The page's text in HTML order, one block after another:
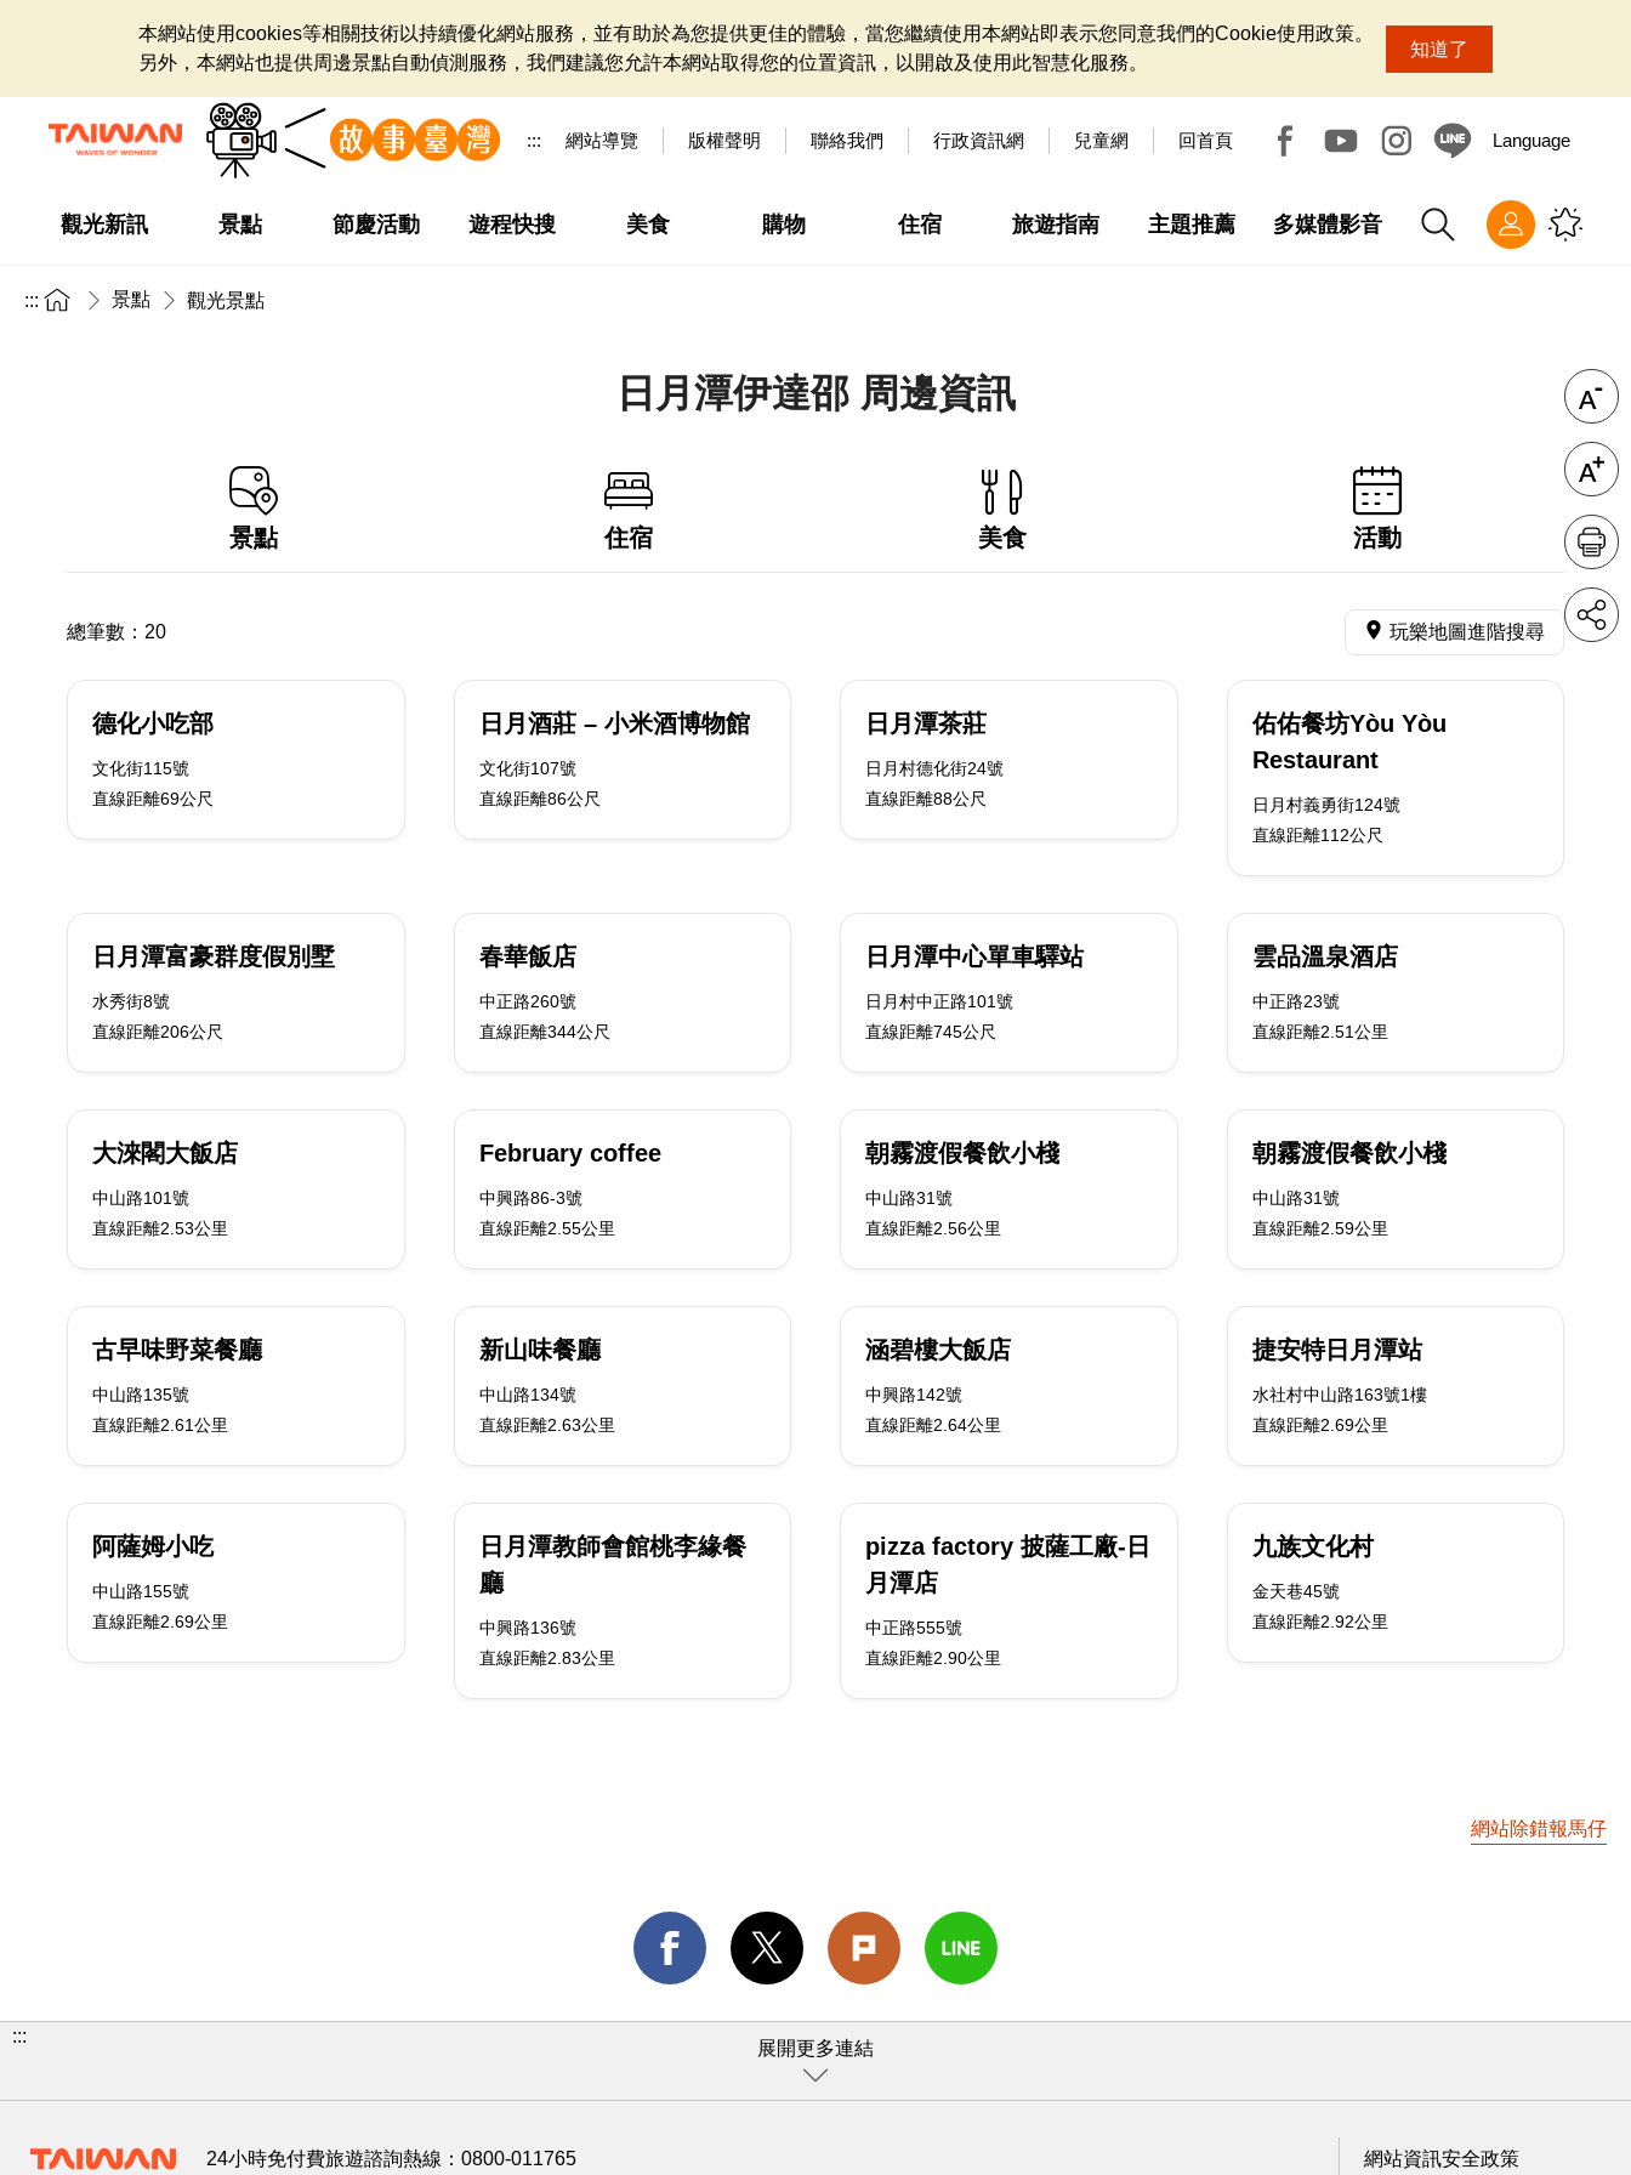
本網站使用cookies等相關技術以持續優化網站服務，並有助於為您提供更佳的體驗，當您繼續使用本網站即表示您同意我們的Cookie使用政策。
另外，本網站也提供周邊景點自動偵測服務，我們建議您允許本網站取得您的位置資訊，以開啟及使用此智慧化服務。
知道了
::: 網站導覽 版權聲明 聯絡我們 行政資訊網 兒童網 回首頁 Language
觀光新訊 景點 節慶活動 遊程快搜 美食 購物 住宿 旅遊指南 主題推薦 多媒體影音
::: 景點 觀光景點
日月潭伊達邵 周邊資訊
景點 住宿 美食 活動
總筆數： 20 玩樂地圖進階搜尋
德化小吃部
文化街115號
直線距離69公尺
日月酒莊 – 小米酒博物館
文化街107號
直線距離86公尺
日月潭茶莊
日月村德化街24號
直線距離88公尺
佑佑餐坊Yòu Yòu
Restaurant
日月村義勇街124號
直線距離112公尺
日月潭富豪群度假別墅
水秀街8號
直線距離206公尺
春華飯店
中正路260號
直線距離344公尺
日月潭中心單車驛站
日月村中正路101號
直線距離745公尺
雲品溫泉酒店
中正路23號
直線距離2.51公里
大淶閣大飯店
中山路101號
直線距離2.53公里
February coffee
中興路86-3號
直線距離2.55公里
朝霧渡假餐飲小棧
中山路31號
直線距離2.56公里
朝霧渡假餐飲小棧
中山路31號
直線距離2.59公里
古早味野菜餐廳
中山路135號
直線距離2.61公里
新山味餐廳
中山路134號
直線距離2.63公里
涵碧樓大飯店
中興路142號
直線距離2.64公里
捷安特日月潭站
水社村中山路163號1樓
直線距離2.69公里
阿薩姆小吃
中山路155號
直線距離2.69公里
日月潭教師會館桃李緣餐
廳
中興路136號
直線距離2.83公里
pizza factory 披薩工廠-日
月潭店
中正路555號
直線距離2.90公里
九族文化村
金天巷45號
直線距離2.92公里
網站除錯報馬仔
:::
展開更多連結
24小時免付費旅遊諮詢熱線： 0800-011765 網站資訊安全政策